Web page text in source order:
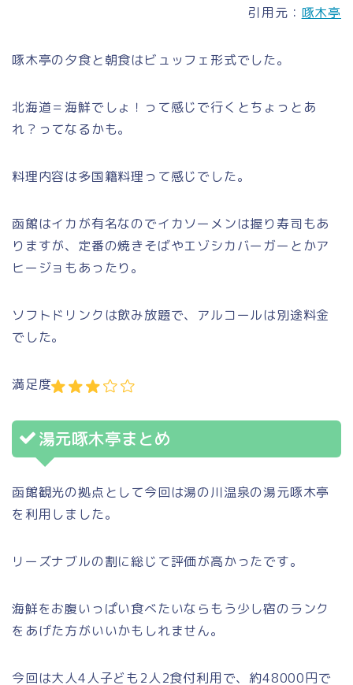
引用元： 啄木亭
啄木亭の夕食と朝食はビュッフェ形式でした。
北海道＝海鮮でしょ！って感じで行くとちょっとあ
れ？ってなるかも。
料理内容は多国籍料理って感じでした。
函館はイカが有名なのでイカソーメンは握り寿司もあ
りますが、定番の焼きそばやエゾシカバーガーとかア
ヒージョもあったり。
ソフトドリンクは飲み放題で、アルコールは別途料金
でした。
満足度
湯元啄木亭まとめ
函館観光の拠点として今回は湯の川温泉の湯元啄木亭
を利用しました。
リーズナブルの割に総じて評価が高かったです。
海鮮をお腹いっぱい食べたいならもう少し宿のランク
をあげた方がいいかもしれません。
今回は大人4人子ども2人2食付利用で、約48000円で